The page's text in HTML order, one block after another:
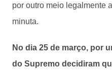
por outro meio legalmente
minuta.
No dia 25 de março, por
do Supremo decidiram